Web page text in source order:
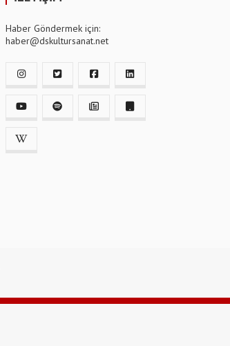
Haber Göndermek için:
haber@dskultursanat.net